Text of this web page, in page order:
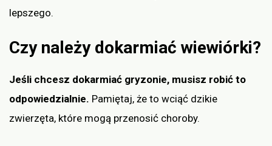
lepszego.
Czy należy dokarmiać wiewiórki?
Jeśli chcesz dokarmiać gryzonie, musisz robić to
odpowiedzialnie. Pamiętaj, że to wciąć dzikie
zwierzęta, które mogą przenosić choroby.